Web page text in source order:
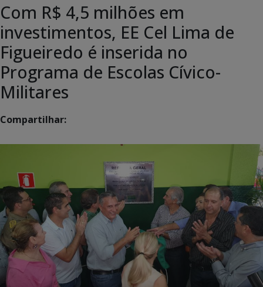
Com R$ 4,5 milhões em
investimentos, EE Cel Lima de
Figueiredo é inserida no
Programa de Escolas Cívico-
Militares
Compartilhar: